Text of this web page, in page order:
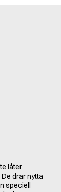
låter
drar nytta
speciell